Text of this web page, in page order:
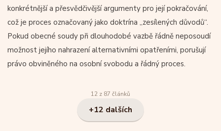
konkrétnější a přesvědčivější argumenty pro její pokračování,
což je proces označovaný jako doktrína „zesílených důvodů“.
Pokud obecné soudy při dlouhodobé vazbě řádně neposoudí
možnost jejího nahrazení alternativními opatřeními, porušují
právo obviněného na osobní svobodu a řádný proces.
12 z 87 článků
+12 dalších